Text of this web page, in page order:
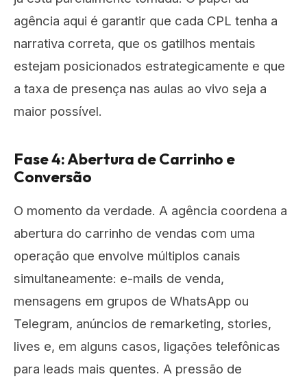
agência aqui é garantir que cada CPL tenha a
narrativa correta, que os gatilhos mentais
estejam posicionados estrategicamente e que
a taxa de presença nas aulas ao vivo seja a
maior possível.
Fase 4: Abertura de Carrinho e
Conversão
O momento da verdade. A agência coordena a
abertura do carrinho de vendas com uma
operação que envolve múltiplos canais
simultaneamente: e-mails de venda,
mensagens em grupos de WhatsApp ou
Telegram, anúncios de remarketing, stories,
lives e, em alguns casos, ligações telefônicas
para leads mais quentes. A pressão de